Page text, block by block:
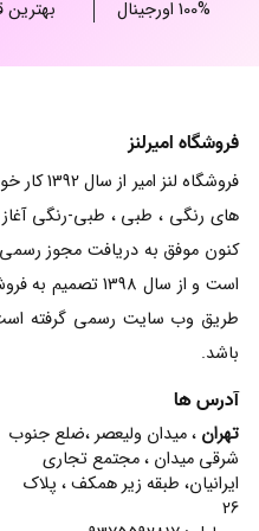
100% اورجینال بهترین
فروشگاه امیرلنز
فروشگاه
های رنگی ، طبی ، طبی-رنگی
است و از سال 1398
طریق وب سایت رسمی گرفته است
باشد.
آدرس ها
تهران ، میدان ولیعصر ،ضلع جنوب
شرقی میدان ، مجتمع تجاری
ایرانیان، طبقه زیر همکف ، پلاک
26